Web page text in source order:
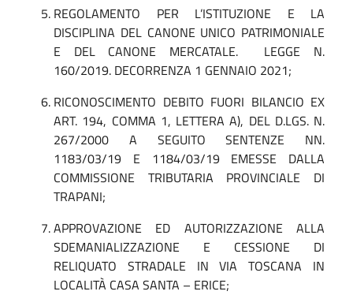
REGOLAMENTO PER L’ISTITUZIONE E LA
DISCIPLINA DEL CANONE UNICO PATRIMONIALE
E DEL CANONE MERCATALE. LEGGE N.
160/2019. DECORRENZA 1 GENNAIO 2021;
RICONOSCIMENTO DEBITO FUORI BILANCIO EX
ART. 194, COMMA 1, LETTERA A), DEL D.LGS. N.
267/2000 A SEGUITO SENTENZE NN.
1183/03/19 E 1184/03/19 EMESSE DALLA
COMMISSIONE TRIBUTARIA PROVINCIALE DI
TRAPANI;
APPROVAZIONE ED AUTORIZZAZIONE ALLA
SDEMANIALIZZAZIONE E CESSIONE DI
RELIQUATO STRADALE IN VIA TOSCANA IN
LOCALITÀ CASA SANTA – ERICE;